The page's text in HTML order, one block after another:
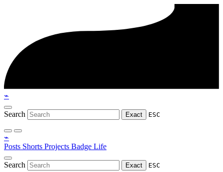
⌁
Search Exact ESC
⌁
Posts Shorts Projects Badge Life
Search Exact
ESC